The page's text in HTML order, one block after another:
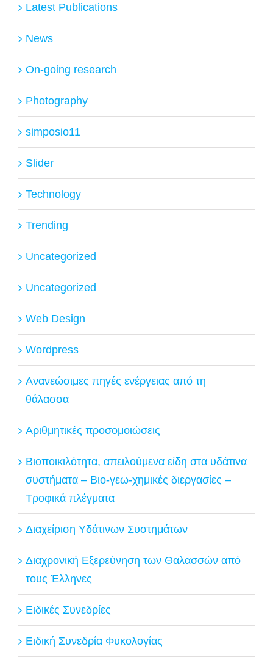
Latest Publications
News
On-going research
Photography
simposio11
Slider
Technology
Trending
Uncategorized
Uncategorized
Web Design
Wordpress
Ανανεώσιμες πηγές ενέργειας από τη
θάλασσα
Αριθμητικές προσομοιώσεις
Βιοποικιλότητα, απειλούμενα είδη στα υδάτινα
συστήματα – Βιο-γεω-χημικές διεργασίες –
Τροφικά πλέγματα
Διαχείριση Υδάτινων Συστημάτων
Διαχρονική Εξερεύνηση των Θαλασσών από
τους Έλληνες
Ειδικές Συνεδρίες
Ειδική Συνεδρία Φυκολογίας